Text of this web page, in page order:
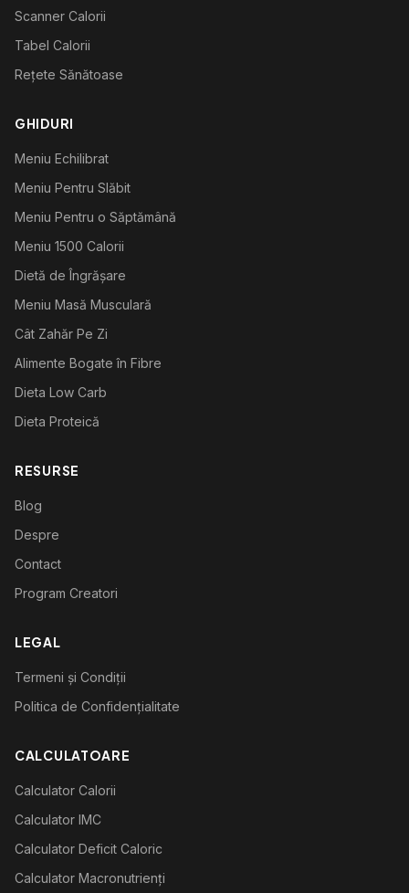
Scanner Calorii
Tabel Calorii
Rețete Sănătoase
GHIDURI
Meniu Echilibrat
Meniu Pentru Slăbit
Meniu Pentru o Săptămână
Meniu 1500 Calorii
Dietă de Îngrășare
Meniu Masă Musculară
Cât Zahăr Pe Zi
Alimente Bogate în Fibre
Dieta Low Carb
Dieta Proteică
RESURSE
Blog
Despre
Contact
Program Creatori
LEGAL
Termeni și Condiții
Politica de Confidențialitate
CALCULATOARE
Calculator Calorii
Calculator IMC
Calculator Deficit Caloric
Calculator Macronutrienți